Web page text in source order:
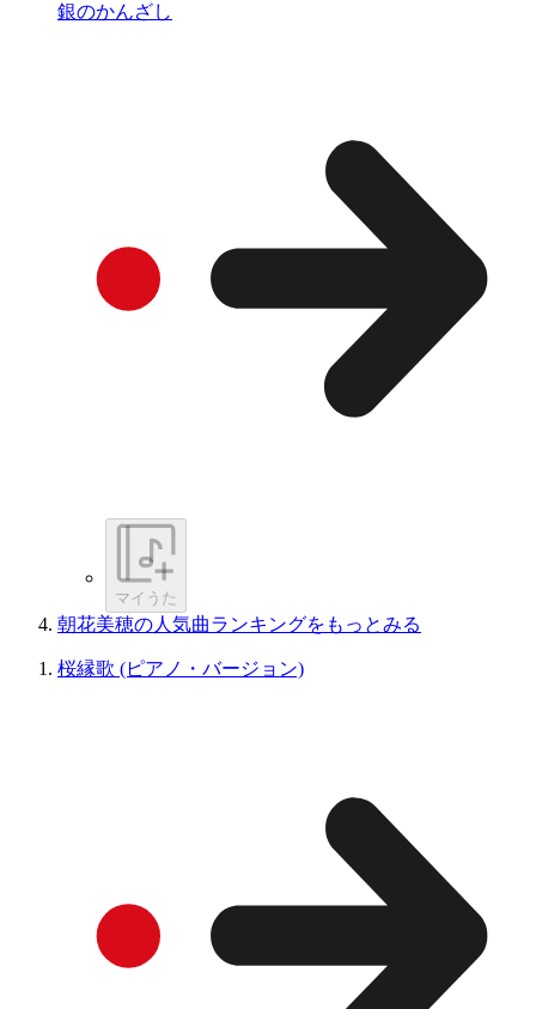
銀のかんざし
マイうた
朝花美穂の人気曲ランキングをもっとみる
桜縁歌 (ピアノ・バージョン)